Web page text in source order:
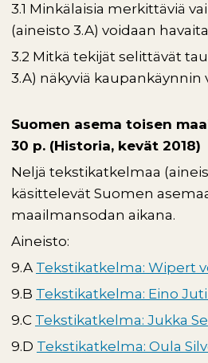
3.1 Minkälaisia merkittäviä
(aineisto 3.A) voidaan
3.2 Mitkä tekijät selittävät
3.A) näkyviä kaupankäynnin
Suomen asema toisen
30 p. (Historia, kevät 2018)
Neljä tekstikatkelmaa
käsittelevät Suomen
maailmansodan aikana.
Aineisto:
9.A Tekstikatkelma: Wipert
9.B Tekstikatkelma: Eino
9.C Tekstikatkelma: Jukka
9.D Tekstikatkelma: Oula